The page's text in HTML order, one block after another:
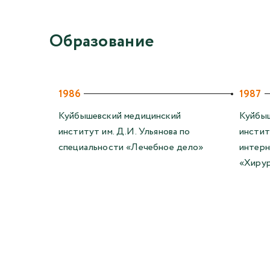
Образование
1986
Куйбышевский медицинский
институт им. Д.И. Ульянова по
специальности «Лечебное дело»
1987